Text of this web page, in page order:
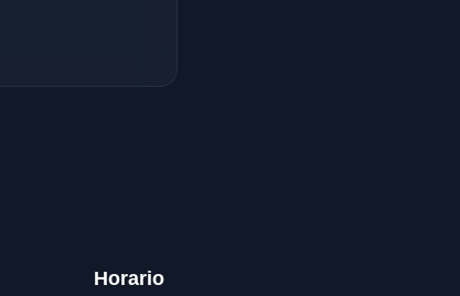
Horario